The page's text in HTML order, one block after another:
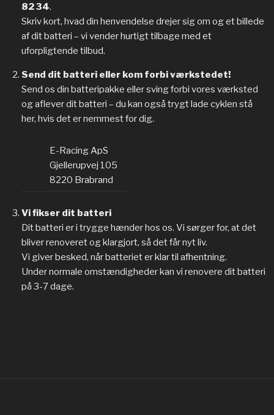
82 34.
Skriv kort, hvad din henvendelse drejer sig om og et billede
af dit batteri – vi vender hurtigt tilbage med et
uforpligtende tilbud.
Send dit batteri eller kom forbi værkstedet!
Send os din batteripakke eller sving forbi vores værksted
og aflever dit batteri – du kan også trygt lade cyklen stå
her, hvis det er nemmest for dig.
E-Racing ApS
Gjellerupvej 105
8220 Brabrand
Vi fikser dit batteri
Dit batteri er i trygge hænder hos os. Vi sørger for, at det
bliver renoveret og klargjort, så det får nyt liv.
Vi giver besked, når batteriet er klar til afhentning.
Under normale omstændigheder kan vi renovere dit batteri
på 3-7 dage.